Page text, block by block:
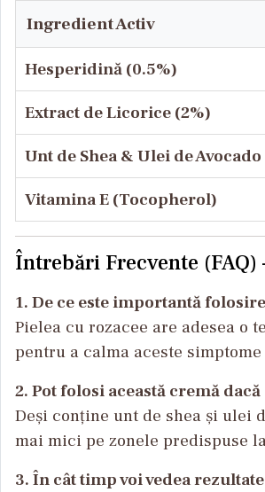
Ingredient Activ
Hesperidină (0.5%)
Extract de Licorice (2%)
Unt de Shea & Ulei de Avocado
Vitamina E (Tocopherol)
Întrebări Frecvente (FAQ)
1. De ce este importantă
Pielea cu rozacee are adesea o
pentru a calma aceste
2. Pot folosi această cremă
Deși conține unt de shea și ulei
mai mici pe zonele predispuse
3. În cât timp voi vedea